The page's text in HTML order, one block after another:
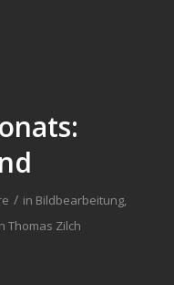
/ in Bildbearbeitung,
Thomas Zilch